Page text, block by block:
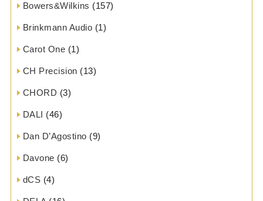
Bowers&Wilkins (157)
Brinkmann Audio (1)
Carot One (1)
CH Precision (13)
CHORD (3)
DALI (46)
Dan D’Agostino (9)
Davone (6)
dCS (4)